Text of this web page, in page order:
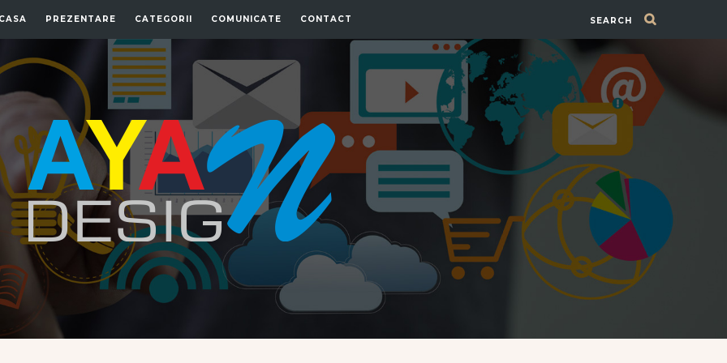
SEARCH
PREZENTARE CATEGORII COMUNICATE CONTACT